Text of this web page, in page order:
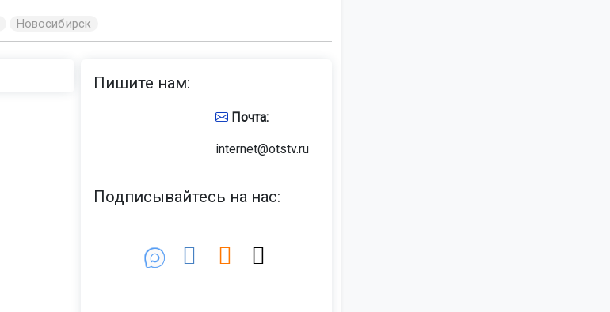
Новосибирск
Пишите нам:
Почта:
internet@otstv.ru
Подписывайтесь на нас: